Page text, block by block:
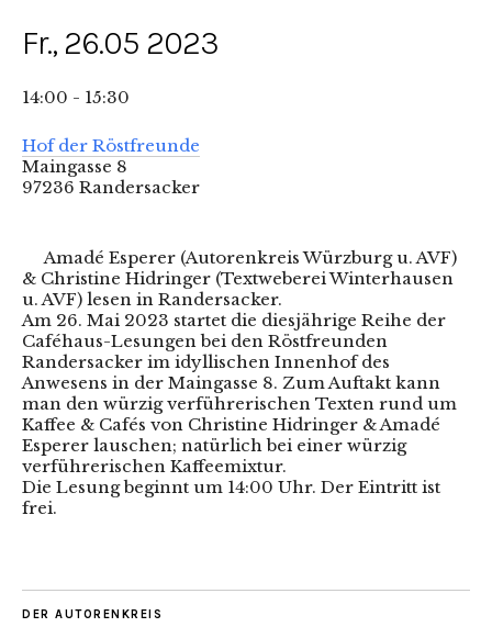
Fr., 26.05 2023
14:00 - 15:30
Hof der Röstfreunde
Maingasse 8
97236 Randersacker
Amadé Esperer (Autorenkreis Würzburg u. AVF)
& Christine Hidringer (Textweberei Winterhausen
u. AVF) lesen in Randersacker.
Am 26. Mai 2023 startet die diesjährige Reihe der
Caféhaus-Lesungen bei den Röstfreunden
Randersacker im idyllischen Innenhof des
Anwesens in der Maingasse 8. Zum Auftakt kann
man den würzig verführerischen Texten rund um
Kaffee & Cafés von Christine Hidringer & Amadé
Esperer lauschen; natürlich bei einer würzig
verführerischen Kaffeemixtur.
Die Lesung beginnt um 14:00 Uhr. Der Eintritt ist
frei.
DER AUTORENKREIS